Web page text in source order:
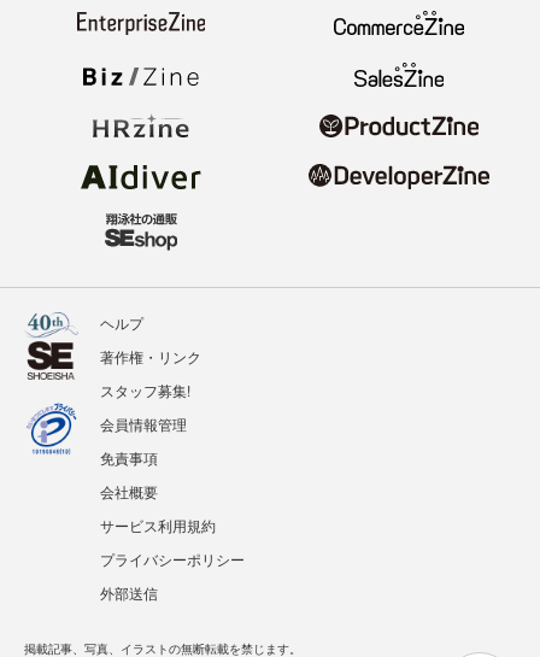
ヘルプ
著作権・リンク
スタッフ募集!
会員情報管理
免責事項
会社概要
サービス利用規約
プライバシーポリシー
外部送信
掲載記事、写真、イラストの無断転載を禁じます。